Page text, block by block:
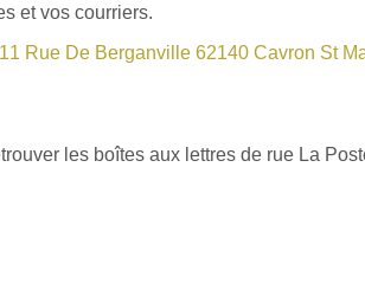
et vos courriers.
11 Rue De Berganville 62140 Cavron St
les boîtes aux lettres de rue La